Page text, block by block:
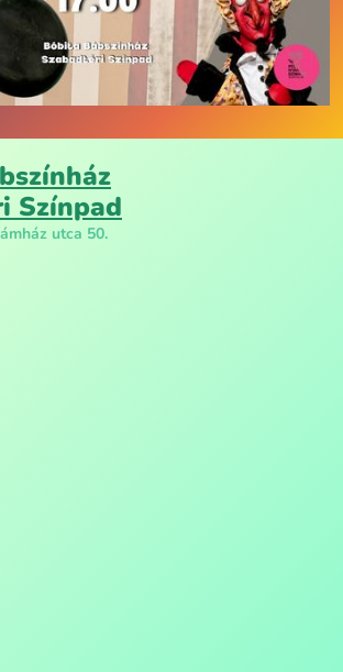
Színpad
utca 50.